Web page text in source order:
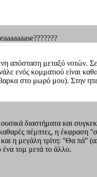
απόσταση μεταξύ
ενός κομματιού είναι
στο μωρό μου). Στην
διαστήματα και
πέμπτες, η έκφραση
η μεγάλη τρίτη: ''Θα
ένα τομ μετά το άλλο.